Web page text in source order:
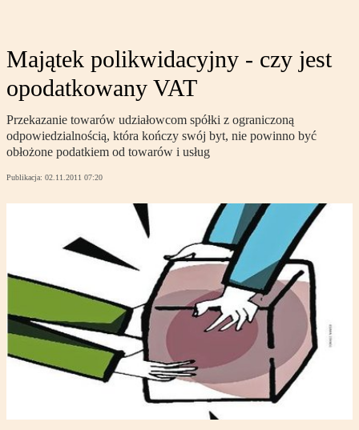
Majątek polikwidacyjny - czy jest
opodatkowany VAT
Przekazanie towarów udziałowcom spółki z ograniczoną
odpowiedzialnością, która kończy swój byt, nie powinno być
obłożone podatkiem od towarów i usług
Publikacja: 02.11.2011 07:20